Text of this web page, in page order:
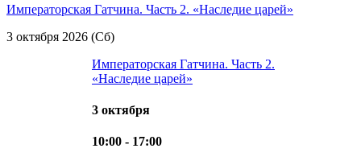
Императорская Гатчина. Часть 2. «Наследие царей»
3 октября 2026 (Сб)
Императорская Гатчина. Часть 2.
«Наследие царей»
3 октября
10:00 - 17:00